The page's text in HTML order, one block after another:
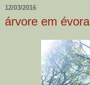
12/03/2016
árvore em évora